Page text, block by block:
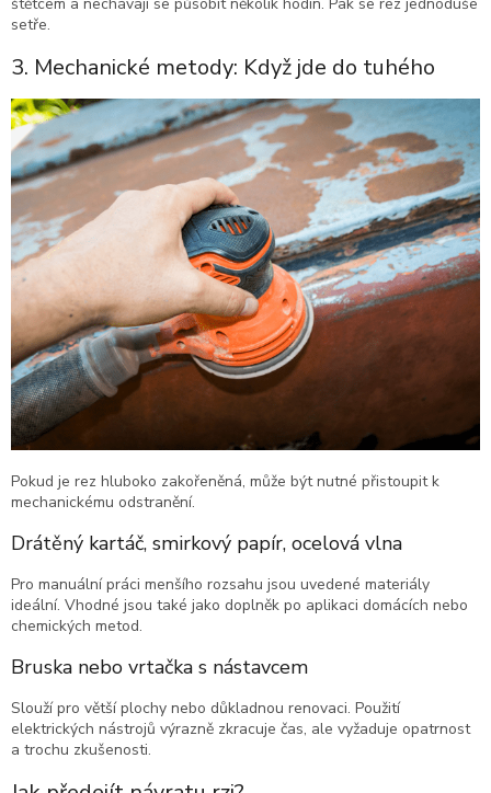
setře.
3. Mechanické metody: Když jde do tuhého
Pokud je rez hluboko zakořeněná, může být nutné přistoupit k
mechanickému odstranění.
Drátěný kartáč, smirkový papír, ocelová vlna
Pro manuální práci menšího rozsahu jsou uvedené materiály
ideální. Vhodné jsou také jako doplněk po aplikaci domácích nebo
chemických metod.
Bruska nebo vrtačka s nástavcem
Slouží pro větší plochy nebo důkladnou renovaci. Použití
elektrických nástrojů výrazně zkracuje čas, ale vyžaduje opatrnost
a trochu zkušenosti.